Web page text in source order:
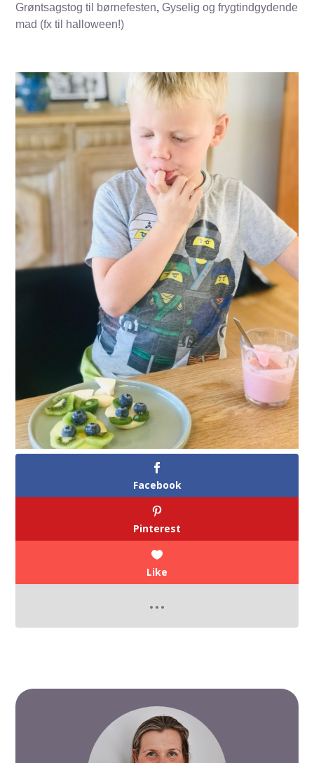
Grøntsagstog til børnefesten,Gyselig og frygtindgydende
mad (fx til halloween!)
Facebook
Pinterest
Like